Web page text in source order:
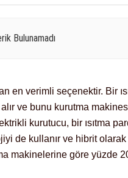
Bulunamadı
en verimli seçenektir. Bir
alır ve bunu kurutma
kurutucu, bir ısıtma
de kullanır ve hibrit olarak
makinelerine göre yüzde